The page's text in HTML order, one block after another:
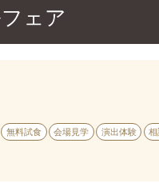
ェア
無料試食 会場見学 演出体験 相